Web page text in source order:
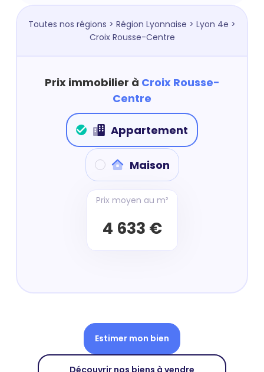
Toutes nos régions > Région Lyonnaise > Lyon 4e >
Croix Rousse-Centre
Prix immobilier à Croix Rousse-
Centre
Appartement
Maison
Prix moyen au m²
4 633 €
Estimer mon bien
Découvrir nos biens à vendre